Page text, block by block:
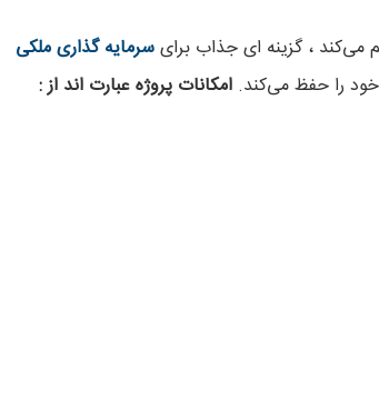
سرمایه گذاری ملکی
را حفظ می‌کند. امکانات پروژه عبارت اند از :